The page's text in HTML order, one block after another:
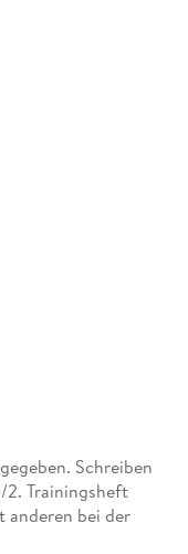
Schreiben
2. Trainingsheft
anderen bei der